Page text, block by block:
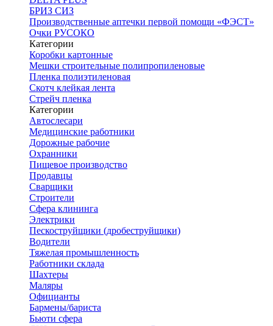
БРИЗ СИЗ
Производственные аптечки первой помощи «ФЭСТ»
Очки РУСОКО
Категории
Коробки картонные
Мешки строительные полипропиленовые
Пленка полиэтиленовая
Скотч клейкая лента
Стрейч пленка
Категории
Автослесари
Медицинские работники
Дорожные рабочие
Охранники
Пищевое производство
Продавцы
Сварщики
Строители
Сфера клининга
Электрики
Пескоструйщики (дробеструйщики)
Водители
Тяжелая промышленность
Работники склада
Шахтеры
Маляры
Официанты
Бармены/бариста
Бьюти сфера